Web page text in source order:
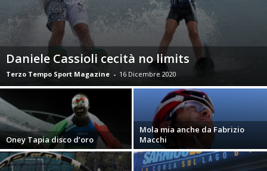
Daniele Cassioli cecità no limits
Terzo Tempo Sport Magazine - 16 Dicembre 2020
Oney Tapia disco d’oro
Mola mia anche da Fabrizio
Macchi